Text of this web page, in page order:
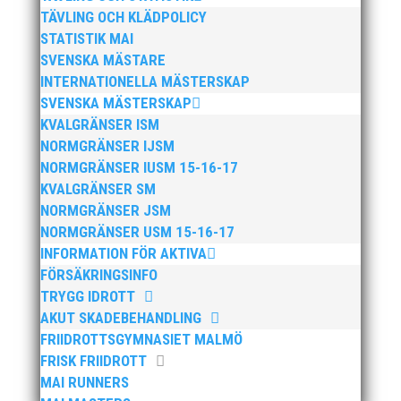
TÄVLING OCH KLÄDPOLICY
STATISTIK MAI
SVENSKA MÄSTARE
INTERNATIONELLA MÄSTERSKAP
SVENSKA MÄSTERSKAP
KVALGRÄNSER ISM
NORMGRÄNSER IJSM
NORMGRÄNSER IUSM 15-16-17
KVALGRÄNSER SM
NORMGRÄNSER JSM
NORMGRÄNSER USM 15-16-17
INFORMATION FÖR AKTIVA
FÖRSÄKRINGSINFO
TRYGG IDROTT
AKUT SKADEBEHANDLING
FRIIDROTTSGYMNASIET MALMÖ
FRISK FRIIDROTT
MAI RUNNERS
Nu kan du se när första och sista träningstillfälle för
Hösten 2024. Klicka här!
Malmöloppet gick av stapeln i lördags i ett riktigt
ruskväder. Fast det bromsade inte vår löpargrupp
som verkligen visade framfötterna.